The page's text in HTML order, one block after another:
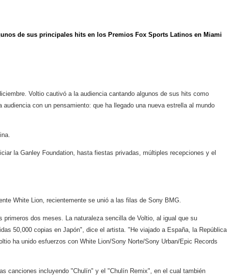
de sus principales hits en los Premios Fox Sports Latinos en Miami
Voltio cautivó a la audiencia cantando algunos de sus hits como
con un pensamiento: que ha llegado una nueva estrella al mundo
la Ganley Foundation, hasta fiestas privadas, múltiples recepciones y el
White Lion, recientemente se unió a las filas de Sony BMG.
dos meses. La naturaleza sencilla de Voltio, al igual que su
50,000 copias en Japón", dice el artista. "He viajado a España, la República
ha unido esfuerzos con White Lion/Sony Norte/Sony Urban/Epic Records
canciones incluyendo "Chulín" y el "Chulín Remix", en el cual también